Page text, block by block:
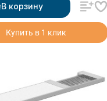
В корзину
Купить в 1 клик